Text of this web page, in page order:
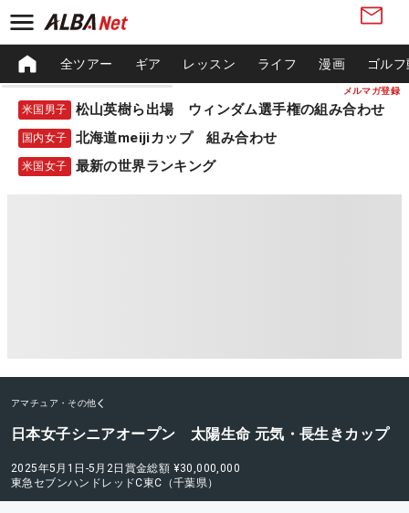
メルマガ登録
全ツアー ギア レッスン ライフ 漫画 ゴル
米国男子 松山英樹ら出場 ウィンダム選手権の組み合わせ
国内女子 北海道meijiカップ 組み合わせ
米国女子 最新の世界ランキング
アマチュア・その他
日本女子シニアオープン 太陽生命 元気・長生きカップ
2025年5月1日-5月2日 賞金総額 ¥30,000,000
東急セブンハンドレッドC東C（千葉県）